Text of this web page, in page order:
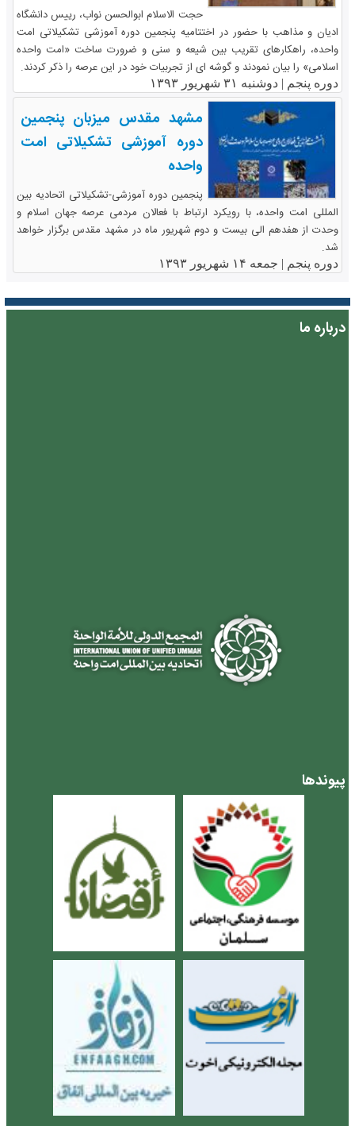
حجت الاسلام ابوالحسن نواب، رییس دانشگاه
ادیان و مذاهب با حضور در اختتامیه پنجمین دوره آموزشی تشکیلاتی امت
واحده، راهکارهای تقریب بین شیعه و سنی و ضرورت ساخت «امت واحده
اسلامی» را بیان نمودند و گوشه ای از تجربیات خود در این عرصه را ذکر کردند.
دوره پنجم | دوشنبه ۳۱ شهریور ۱۳۹۳
مشهد مقدس میزبان پنجمین
دوره آموزشی تشکیلاتی امت
واحده
پنجمین دوره آموزشی-تشکیلاتی اتحادیه بین
المللی امت واحده، با رویکرد ارتباط با فعالان مردمی عرصه جهان اسلام و
وحدت از هفدهم الی بیست و دوم شهریور ماه در مشهد مقدس برگزار خواهد
شد.
دوره پنجم | جمعه ۱۴ شهریور ۱۳۹۳
درباره ما
پیوندها